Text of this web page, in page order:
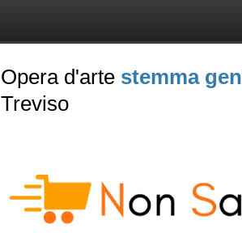
Opera d'arte stemma
Treviso